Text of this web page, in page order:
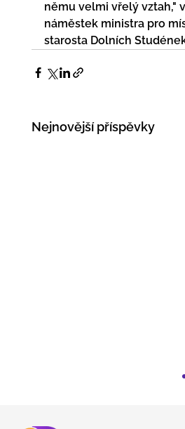
němu velmi vřelý vztah,"
náměstek ministra pro
starosta Dolních
Nejnovější příspěvky